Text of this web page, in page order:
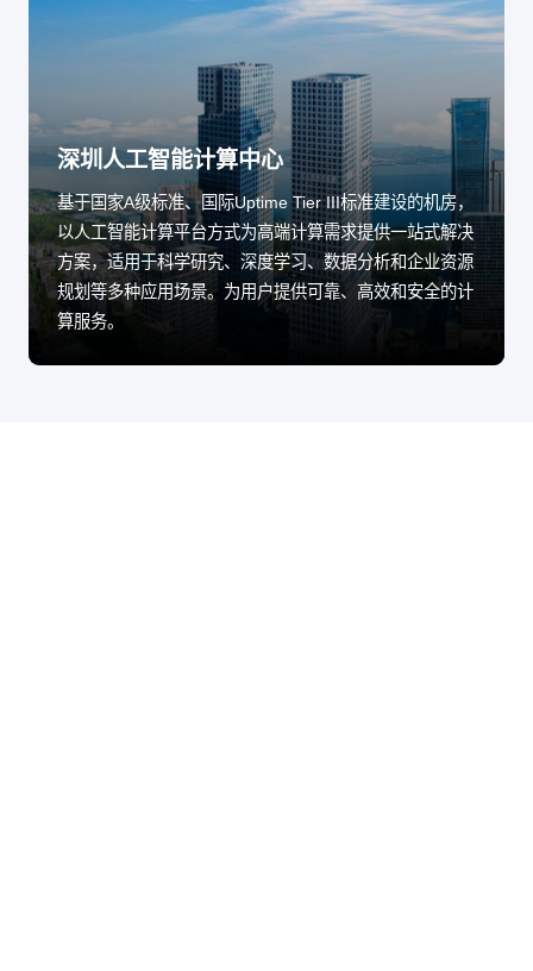
深圳人工智能计算中心
基于国家A级标准、国际Uptime Tier III标准建设的机房，
以人工智能计算平台方式为高端计算需求提供一站式解决
方案，适用于科学研究、深度学习、数据分析和企业资源
规划等多种应用场景。为用户提供可靠、高效和安全的计
算服务。